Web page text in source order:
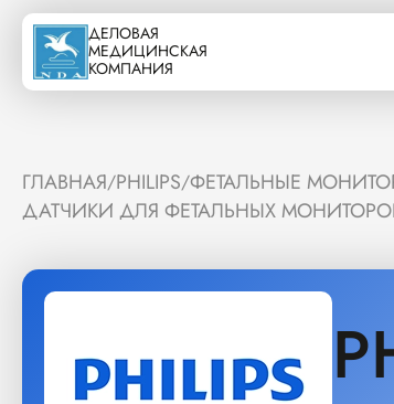
ДЕЛОВАЯ
МЕДИЦИНСКАЯ
КОМПАНИЯ
ГЛАВНАЯ/PHILIPS/ФЕТАЛЬНЫЕ
ДАТЧИКИ ДЛЯ ФЕТАЛЬНЫХ МОНИТОРОВ